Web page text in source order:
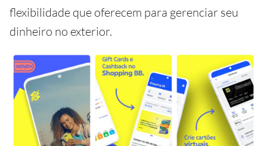
flexibilidade que oferecem para gerenciar seu
dinheiro no exterior.